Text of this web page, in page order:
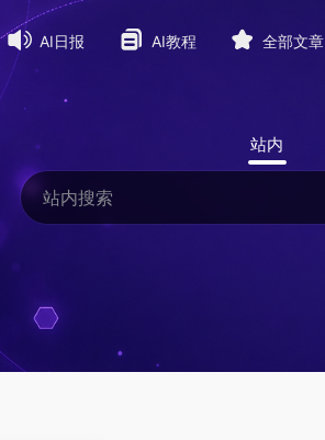
AI日报 AI教程 全部文章
站内